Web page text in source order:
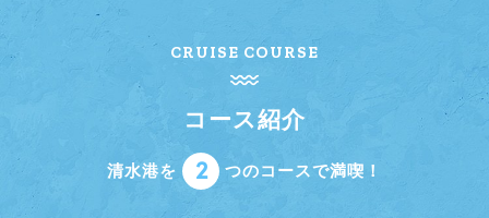
CRUISE COURSE
コース紹介
清水港を 2 つのコースで満喫！